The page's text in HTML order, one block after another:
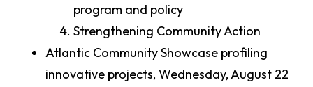
program and policy
Strengthening Community Action
Atlantic Community Showcase profiling
innovative projects, Wednesday, August 22